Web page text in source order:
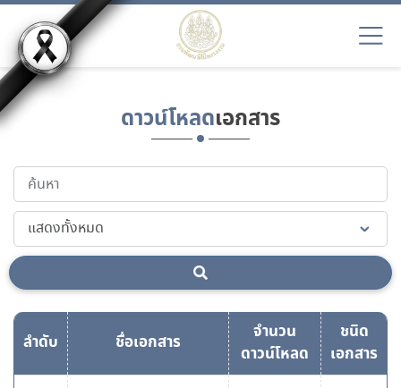
ดาวน์โหลดเอกสาร
ลำดับ ชื่อเอกสาร
จำนวน
ดาวน์โหลด
ชนิด
เอกสาร